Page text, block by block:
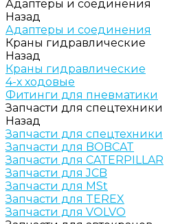
Адаптеры и соединения
Назад
Адаптеры и соединения
Краны гидравлические
Назад
Краны гидравлические
4-х ходовые
Фитинги для пневматики
Запчасти для спецтехники
Назад
Запчасти для спецтехники
Запчасти для BOBCAT
Запчасти для CATERPILLAR
Запчасти для JCB
Запчасти для MSt
Запчасти для TEREX
Запчасти для VOLVO